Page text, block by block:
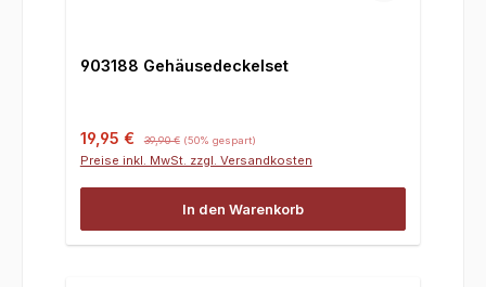
903188 Gehäusedeckelset
Verkaufspreis:
19,95 € 39,90 € (50% gespart)
Preise inkl. MwSt. zzgl. Versandkosten
In den Warenkorb